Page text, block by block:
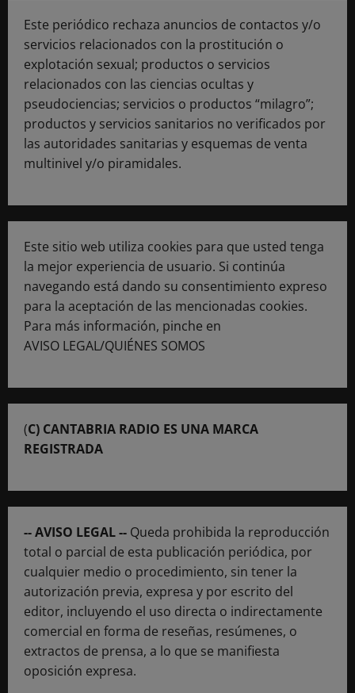
Este periódico rechaza anuncios de contactos y/o
servicios relacionados con la prostitución o
explotación sexual; productos o servicios
relacionados con las ciencias ocultas y
pseudociencias; servicios o productos “milagro”;
productos y servicios sanitarios no verificados por
las autoridades sanitarias y esquemas de venta
multinivel y/o piramidales.
Este sitio web utiliza cookies para que usted tenga
la mejor experiencia de usuario. Si continúa
navegando está dando su consentimiento expreso
para la aceptación de las mencionadas cookies.
Para más información, pinche en
AVISO LEGAL/QUIÉNES SOMOS
(C) CANTABRIA RADIO ES UNA MARCA
REGISTRADA
-- AVISO LEGAL -- Queda prohibida la reproducción
total o parcial de esta publicación periódica, por
cualquier medio o procedimiento, sin tener la
autorización previa, expresa y por escrito del
editor, incluyendo el uso directa o indirectamente
comercial en forma de reseñas, resúmenes, o
extractos de prensa, a lo que se manifiesta
oposición expresa.